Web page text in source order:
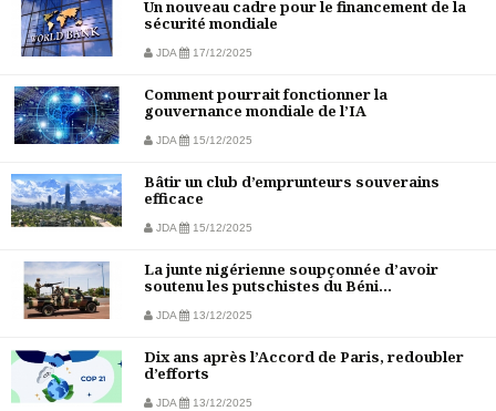
Un nouveau cadre pour le financement de la
sécurité mondiale
JDA 17/12/2025
Comment pourrait fonctionner la
gouvernance mondiale de l’IA
JDA 15/12/2025
Bâtir un club d’emprunteurs souverains
efficace
JDA 15/12/2025
La junte nigérienne soupçonnée d’avoir
soutenu les putschistes du Béni...
JDA 13/12/2025
Dix ans après l’Accord de Paris, redoubler
d’efforts
JDA 13/12/2025